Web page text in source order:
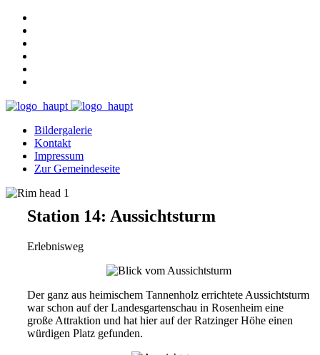
Bildergalerie
Kontakt
Impressum
Zur Gemeindeseite
Station 14: Aussichtsturm
Erlebnisweg
Der ganz aus heimischem Tannenholz errichtete Aussichtsturm
war schon auf der Landesgartenschau in Rosenheim eine
große Attraktion und hat hier auf der Ratzinger Höhe einen
würdigen Platz gefunden.